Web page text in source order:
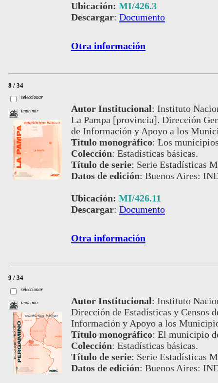
Ubicación: MI/426.3
Descargar: Documento
Otra información
8 / 34
seleccionar
imprimir Autor Institucional: Instituto
La Pampa [provincia]. Dirección
de Información y Apoyo a los
Título monográfico: Los
Colección: Estadísticas básicas.
Título de serie: Serie Estadísticas
Datos de edición: Buenos Aires:
Ubicación: MI/426.11
Descargar: Documento
Otra información
9 / 34
seleccionar
imprimir Autor Institucional: Instituto
Dirección de Estadísticas y Censos
Información y Apoyo a los
Título monográfico: El municipio
Colección: Estadísticas básicas.
Título de serie: Serie Estadísticas
Datos de edición: Buenos Aires: